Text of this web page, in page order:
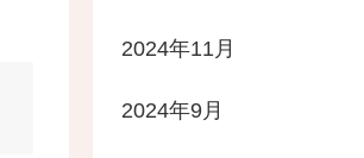
2024年11月
2024年9月